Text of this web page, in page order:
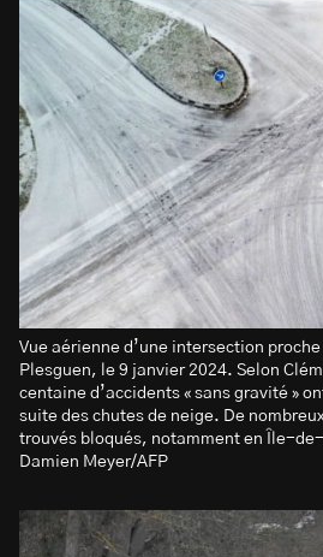
Vue aérienne d’une intersection
Plesguen, le 9 janvier 2024. Selon
centaine d’accidents « sans gravité »
suite des chutes de neige. De
trouvés bloqués, notamment en Île-
Damien Meyer/AFP